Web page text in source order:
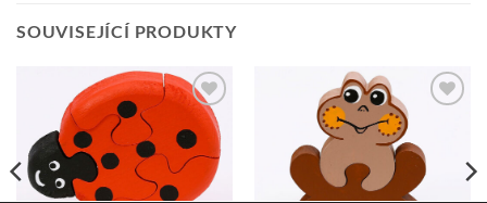
SOUVISEJÍCÍ PRODUKTY
Přidat k
oblíbeným
Přidat k
oblíbeným